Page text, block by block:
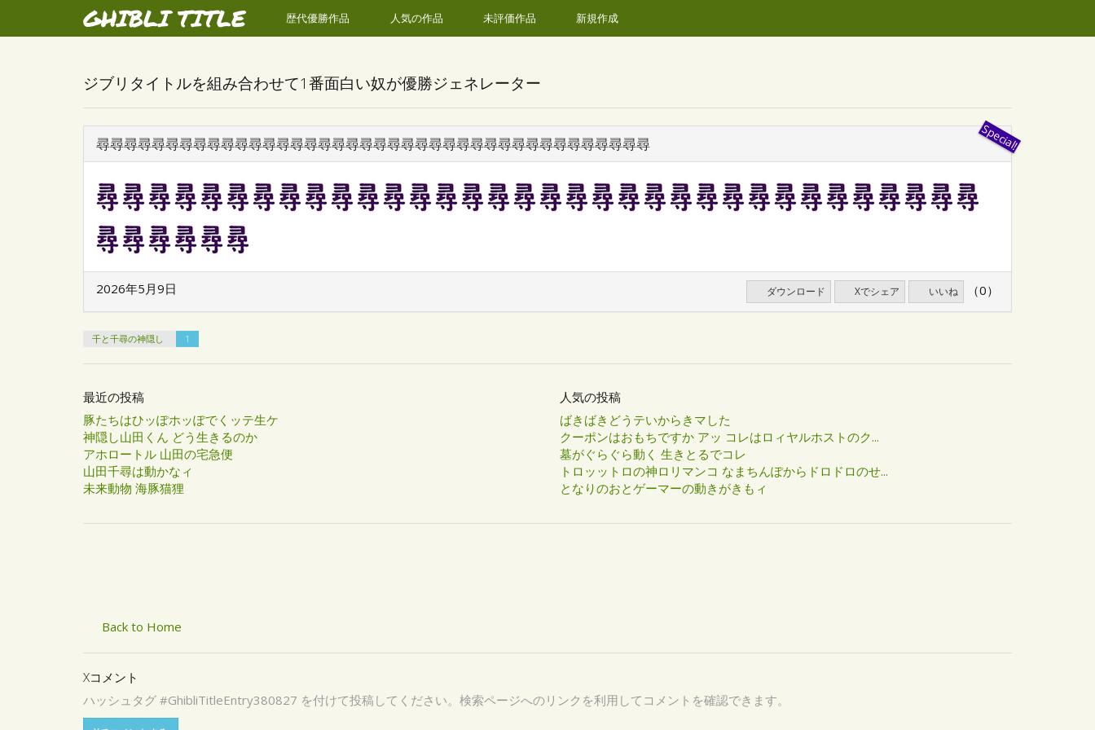
GHIBLI TITLE 歴代優勝作品 人気の作品 未評価作品 新規作成
ジブリタイトルを組み合わせて1番面白い奴が優勝ジェネレーター
尋尋尋尋尋尋尋尋尋尋尋尋尋尋尋尋尋尋尋尋尋尋尋尋尋尋尋尋尋尋尋尋尋尋尋尋尋尋尋尋
2026年5月9日 ダウンロード Xでシェア いいね （0）
千と千尋の神隠し 1
最近の投稿
豚たちはひッぽホッぽでくッテ生ケ
神隠し山田くん どう生きるのか
アホロートル 山田の宅急便
山田千尋は動かなィ
未来動物 海豚猫狸
人気の投稿
ばきばきどうテいからきマした
クーポンはおもちですか アッ コレはロィヤルホストのク...
墓がぐらぐら動く 生きとるでコレ
トロッットロの神ロリマンコ なまちんぽからドロドロのせ...
となりのおとゲーマーの動きがきもィ
Back to Home
Xコメント
ハッシュタグ #GhibliTitleEntry380827 を付けて投稿してください。検索ページへのリンクを利用してコメントを確認できます。